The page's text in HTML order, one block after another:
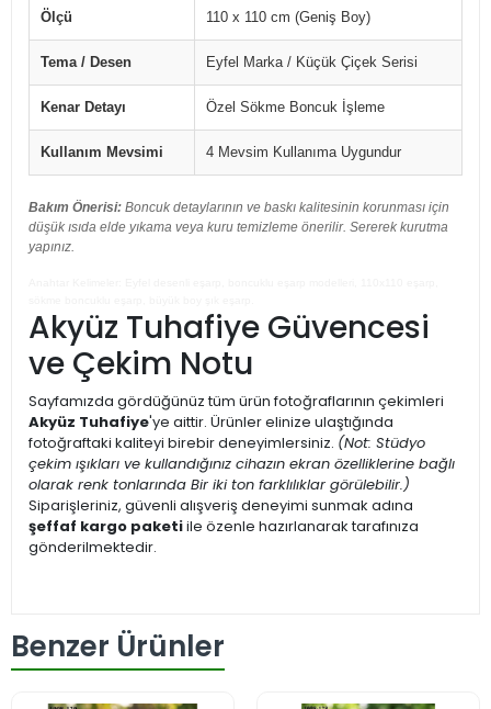
Ölçü 110 x 110 cm (Geniş Boy)
Tema / Desen Eyfel Marka / Küçük Çiçek Serisi
Kenar Detayı Özel Sökme Boncuk İşleme
Kullanım Mevsimi 4 Mevsim Kullanıma Uygundur
Bakım Önerisi: Boncuk detaylarının ve baskı kalitesinin korunması için
düşük ısıda elde yıkama veya kuru temizleme önerilir. Sererek kurutma
yapınız.
Akyüz Tuhafiye Güvencesi
ve Çekim Notu
Sayfamızda gördüğünüz tüm ürün fotoğraflarının çekimleri
Akyüz Tuhafiye'ye aittir. Ürünler elinize ulaştığında
fotoğraftaki kaliteyi birebir deneyimlersiniz. (Not: Stüdyo
çekim ışıkları ve kullandığınız cihazın ekran özelliklerine bağlı
olarak renk tonlarında Bir iki ton farklılıklar görülebilir.)
Siparişleriniz, güvenli alışveriş deneyimi sunmak adına
şeffaf kargo paketiile özenle hazırlanarak tarafınıza
gönderilmektedir.
Benzer Ürünler